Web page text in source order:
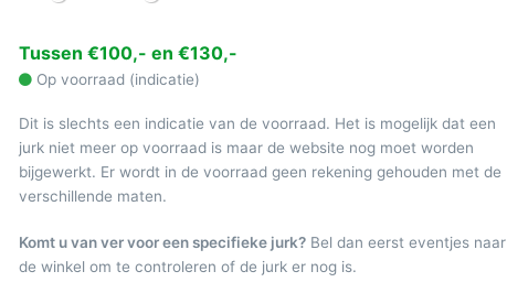
Tussen €100,- en €130,-
Op voorraad (indicatie)
Dit is slechts een indicatie van de voorraad. Het is mogelijk dat een
jurk niet meer op voorraad is maar de website nog moet worden
bijgewerkt. Er wordt in de voorraad geen rekening gehouden met de
verschillende maten.
Komt u van ver voor een specifieke jurk? Bel dan eerst eventjes naar
de winkel om te controleren of de jurk er nog is.